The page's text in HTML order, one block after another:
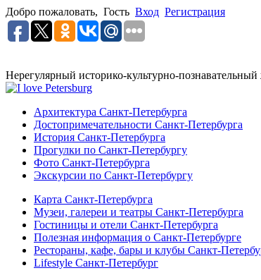
Добро пожаловать, Гость Вход Регистрация
Нерегулярный историко-культурно-
Архитектура Санкт-Петербурга
Достопримечательности Санкт-Петербурга
История Санкт-Петербурга
Прогулки по Санкт-Петербургу
Фото Санкт-Петербурга
Экскурсии по Санкт-Петербургу
Карта Санкт-Петербурга
Музеи, галереи и театры Санкт-Петербурга
Гостиницы и отели Санкт-Петербурга
Полезная информация о Санкт-Петербурге
Рестораны, кафе, бары и клубы Санкт-
Lifestyle Санкт-Петербург